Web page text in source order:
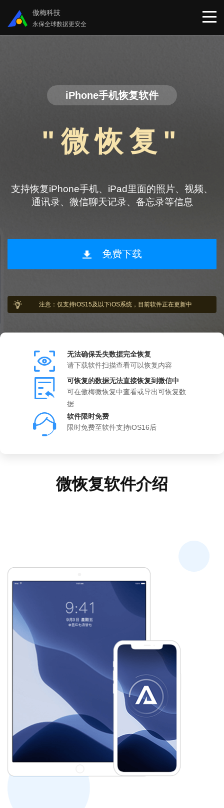
傲梅科技
永保全球数据更安全
下载中心
iPhone手机恢复软件
"微恢复"
支持恢复iPhone手机、iPad里面的照片、视频、
通讯录、微信聊天记录、备忘录等信息
免费下载
注意：仅支持iOS15及以下iOS系统，目前软件正在更新中
无法确保丢失数据完全恢复
请下载软件扫描查看可以恢复内容
可恢复的数据无法直接恢复到微信中
可在傲梅微恢复中查看或导出可恢复数
据
软件限时免费
限时免费至软件支持iOS16后
微恢复软件介绍